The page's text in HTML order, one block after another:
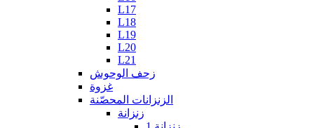
L17
L18
L19
L20
L21
زحف الوحوش
غزوة
الزنزانات المحصّنة
زنزانة